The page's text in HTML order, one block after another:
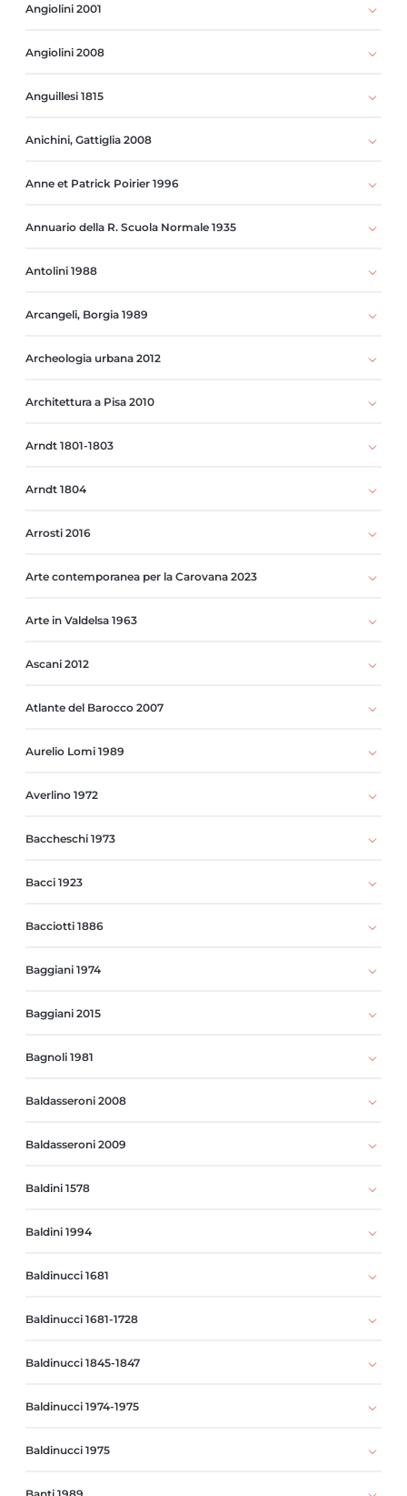
Angiolini 2001
Angiolini 2008
Anguillesi 1815
Anichini, Gattiglia 2008
Anne et Patrick Poirier 1996
Annuario della R. Scuola Normale 1935
Antolini 1988
Arcangeli, Borgia 1989
Archeologia urbana 2012
Architettura a Pisa 2010
Arndt 1801-1803
Arndt 1804
Arrosti 2016
Arte contemporanea per la Carovana 2023
Arte in Valdelsa 1963
Ascani 2012
Atlante del Barocco 2007
Aurelio Lomi 1989
Averlino 1972
Baccheschi 1973
Bacci 1923
Bacciotti 1886
Baggiani 1974
Baggiani 2015
Bagnoli 1981
Baldasseroni 2008
Baldasseroni 2009
Baldini 1578
Baldini 1994
Baldinucci 1681
Baldinucci 1681-1728
Baldinucci 1845-1847
Baldinucci 1974-1975
Baldinucci 1975